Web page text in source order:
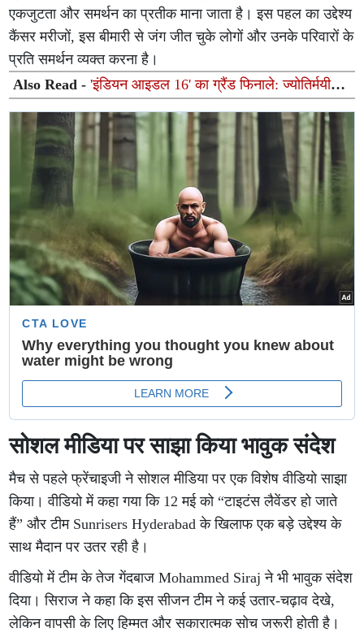
एकजुटता और समर्थन का प्रतीक माना जाता है। इस पहल का उद्देश्य
कैंसर मरीजों, इस बीमारी से जंग जीत चुके लोगों और उनके परिवारों के
प्रति समर्थन व्यक्त करना है।
Also Read -'इंडियन आइडल 16' का ग्रैंड फिनाले: ज्योतिर्मयी
नायक ने जीती ट्रॉफी, 20 लाख रुपये का मिला नकद इनाम
सोशल मीडिया पर साझा किया भावुक संदेश
मैच से पहले फ्रेंचाइजी ने सोशल मीडिया पर एक विशेष वीडियो साझा
किया। वीडियो में कहा गया कि 12 मई को “टाइटंस लैवेंडर हो जाते
हैं” और टीम Sunrisers Hyderabad के खिलाफ एक बड़े उद्देश्य के
साथ मैदान पर उतर रही है।
वीडियो में टीम के तेज गेंदबाज Mohammed Siraj ने भी भावुक संदेश
दिया। सिराज ने कहा कि इस सीजन टीम ने कई उतार-चढ़ाव देखे,
लेकिन वापसी के लिए हिम्मत और सकारात्मक सोच जरूरी होती है।